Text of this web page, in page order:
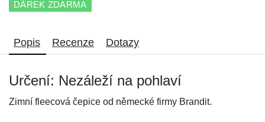
DÁREK ZDARMA
Popis Recenze Dotazy
Určení: Nezáleží na pohlaví
Zimní fleecová čepice od německé firmy Brandit.